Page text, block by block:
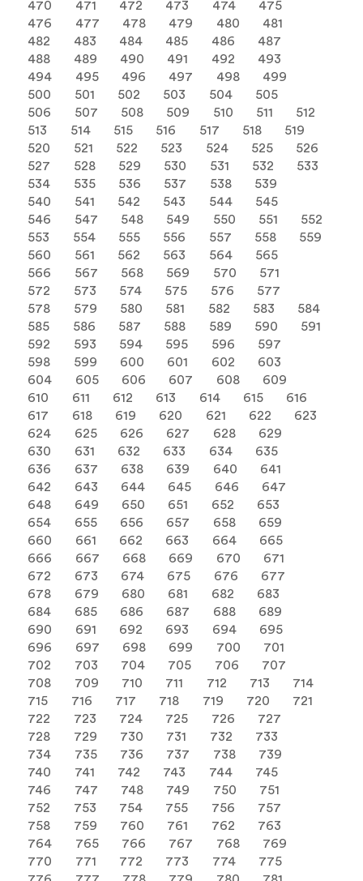
470 471 472 473 474
475
476
477 478 479 480
481
482
483 484 485 486
487
488
489 490 491 492
493
494
495 496 497 498
499
500
501 502 503 504
505
506
507 508 509 510 511
512
513
514 515 516 517 518
519
520
521 522 523 524 525
526
527
528 529 530 531 532
533
534
535 536 537 538
539
540
541 542 543 544
545
546
547 548 549 550 551
552
553
554 555 556 557 558
559
560
561 562 563 564
565
566
567 568 569 570
571
572
573 574 575 576
577
578
579 580 581 582 583
584
585
586 587 588 589 590
591
592
593 594 595 596
597
598
599 600 601 602
603
604
605 606 607 608
609
610
611 612 613 614 615
616
617
618 619 620 621 622
623
624
625 626 627 628
629
630
631 632 633 634
635
636
637 638 639 640
641
642
643 644 645 646
647
648
649 650 651 652
653
654
655 656 657 658
659
660
661 662 663 664
665
666
667 668 669 670
671
672
673 674 675 676
677
678
679 680 681 682
683
684
685 686 687 688
689
690
691 692 693 694
695
696
697 698 699 700
701
702
703 704 705 706
707
708
709 710 711 712 713
714
715
716 717 718 719 720
721
722
723 724 725 726
727
728
729 730 731 732
733
734
735 736 737 738
739
740
741 742 743 744
745
746
747 748 749 750
751
752
753 754 755 756
757
758
759 760 761 762
763
764
765 766 767 768
769
770
771 772 773 774
775